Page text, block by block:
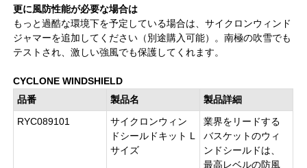
更に風防性能が必要な場合は
もっと過酷な環境下を予定している場合は、サイクロンウィンド
ジャマーを追加してください（別途購入可能）。南極の吹雪でも
テストされ、激しい強風でも保護してくれます。
CYCLONE WINDSHIELD
品番
製品名
製品詳細
RYC089101
サイクロンウィン
ドシールドキット L
サイズ
業界をリードする
バスケットのウィ
ンドシールドは、
最高レベルの防風